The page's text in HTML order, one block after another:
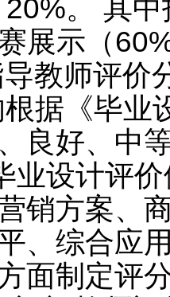
。 其
赛展示（
教师评价
据《毕业
良好、中
业设计评
销方案、
、综合应
面制定评